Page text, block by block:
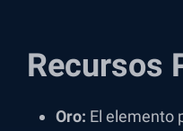
Recursos
Oro: El elemento